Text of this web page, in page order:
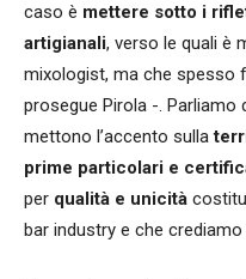
caso è mettere sotto i
artigianali, verso le quali è
mixologist, ma che spesso
prosegue Pirola -. Parliamo
mettono l’accento sulla
prime particolari e
per qualità e unicità
bar industry e che